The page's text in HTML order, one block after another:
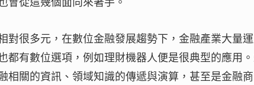
對很多元，在數位金融發展趨勢下，金融產業大量
都有數位選項，例如理財機器人便是很典型的應用
相關的資訊、領域知識的傳遞與演算，甚至是金融